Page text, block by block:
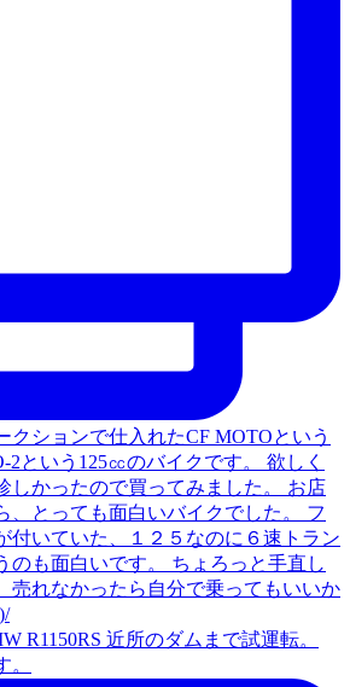
R1150RS 近所のダムまで試運転。